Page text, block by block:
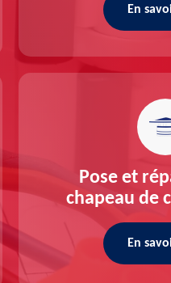
En
Pose et
chapeau de
En